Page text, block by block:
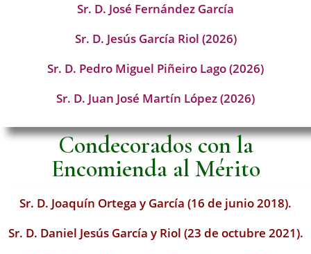
Sr. D. José Fernández García
Sr. D. Jesús García Riol (2026)
Sr. D. Pedro Miguel Piñeiro Lago (2026)
Sr. D. Juan José Martín López (2026)
Condecorados con la
Encomienda al Mérito
Sr. D. Joaquín Ortega y García (16 de junio 2018).
Sr. D. Daniel Jesús García y Riol (23 de octubre 2021).